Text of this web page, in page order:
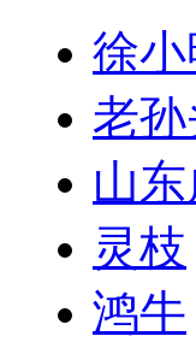
徐小
老
山
灵枝
鸿牛